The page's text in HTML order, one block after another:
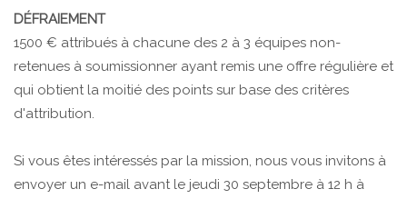
DÉFRAIEMENT
1500 € attribués à chacune des 2 à 3 équipes non-
retenues à soumissionner ayant remis une offre régulière et
qui obtient la moitié des points sur base des critères
d'attribution.
Si vous êtes intéressés par la mission, nous vous invitons à
envoyer un e-mail avant le jeudi 30 septembre à 12 h à